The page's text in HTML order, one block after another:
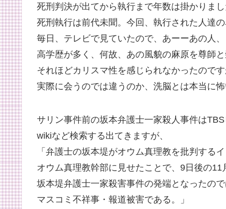
死刑判決が出てから執行まで年数は掛かりま
死刑執行は前代未聞。今回、執行された人達
毎日、テレビで見ていたので、あーーあの人、
高学歴が多く、何故、あの風貌の麻原を尊師
それほどカリスマ性を感じられなかったので
実際に会うのでは違うのか、洗脳とは本当に怖
サリン事件前の坂本弁護士一家殺人事件はTBS
wikiなど検索する出てきますが、
「弁護士の坂本堤がオウム真理教を批判する
オウム真理教幹部に見せたことで、9日後の11
坂本堤弁護士一家殺害事件の発端となったので
マスコミ不祥事・報道被害である。」